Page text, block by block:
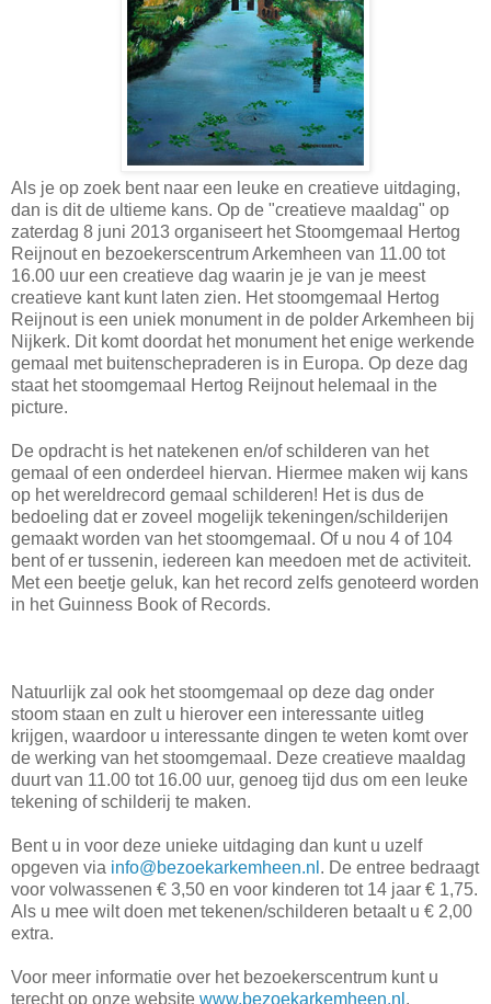
Als je op zoek bent naar een leuke en creatieve uitdaging,
dan is dit de ultieme kans. Op de "creatieve maaldag" op
zaterdag 8 juni 2013 organiseert het Stoomgemaal Hertog
Reijnout en bezoekerscentrum Arkemheen van 11.00 tot
16.00 uur een creatieve dag waarin je je van je meest
creatieve kant kunt laten zien. Het stoomgemaal Hertog
Reijnout is een uniek monument in de polder Arkemheen bij
Nijkerk. Dit komt doordat het monument het enige werkende
gemaal met buitenschepraderen is in Europa. Op deze dag
staat het stoomgemaal Hertog Reijnout helemaal in the
picture.
De opdracht is het natekenen en/of schilderen van het
gemaal of een onderdeel hiervan. Hiermee maken wij kans
op het wereldrecord gemaal schilderen! Het is dus de
bedoeling dat er zoveel mogelijk tekeningen/schilderijen
gemaakt worden van het stoomgemaal. Of u nou 4 of 104
bent of er tussenin, iedereen kan meedoen met de activiteit.
Met een beetje geluk, kan het record zelfs genoteerd worden
in het Guinness Book of Records.
Natuurlijk zal ook het stoomgemaal op deze dag onder
stoom staan en zult u hierover een interessante uitleg
krijgen, waardoor u interessante dingen te weten komt over
de werking van het stoomgemaal. Deze creatieve maaldag
duurt van 11.00 tot 16.00 uur, genoeg tijd dus om een leuke
tekening of schilderij te maken.
Bent u in voor deze unieke uitdaging dan kunt u uzelf
opgeven via info@bezoekarkemheen.nl . De entree bedraagt
voor volwassenen € 3,50 en voor kinderen tot 14 jaar € 1,75.
Als u mee wilt doen met tekenen/schilderen betaalt u € 2,00
extra.
Voor meer informatie over het bezoekerscentrum kunt u
terecht op onze website www.bezoekarkemheen.nl .